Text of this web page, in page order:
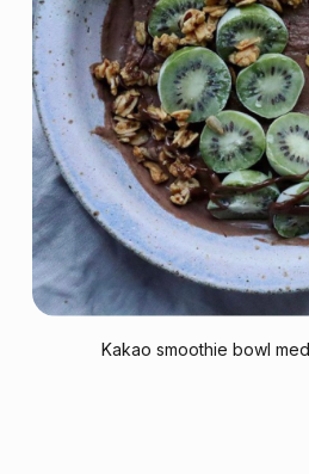
Kakao smoothie bowl med